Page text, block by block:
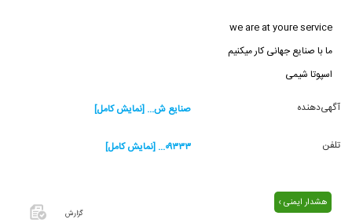
we are at youre service
ما با صنایع جهانی کار میکنیم
اسپوتا شیمی
آگهی‌دهنده صنایع ش... [نمایش کامل]
تلفن ۰۹۳۳۳... [نمایش کامل]
هشدار ایمنی ›
گزارش